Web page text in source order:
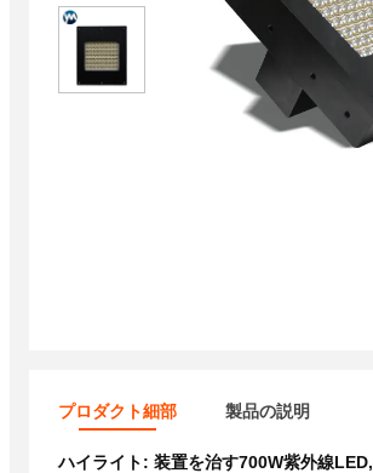
プロダクト細部 製品の説明
ハイライト: 装置を治す700W紫外線LED,